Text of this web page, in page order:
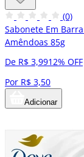
(0)
Sabonete Em
Amêndoas 85g
De R$ 3,9912% OFF
Por R$ 3,50
Adicionar